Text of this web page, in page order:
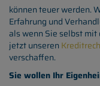
können teuer werden.
Erfahrung und
als wenn Sie selbst mit
jetzt unseren
verschaffen.
Sie wollen Ihr